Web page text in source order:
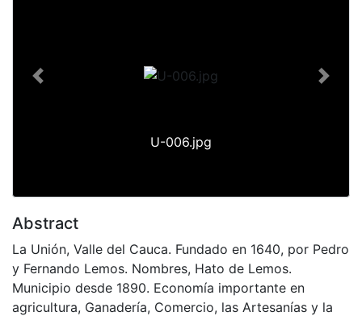
U-006.jpg
Previous Next
Abstract
La Unión, Valle del Cauca. Fundado en 1640, por Pedro
y Fernando Lemos. Nombres, Hato de Lemos.
Municipio desde 1890. Economía importante en
agricultura, Ganadería, Comercio, las Artesanías y la